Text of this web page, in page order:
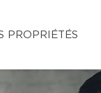
PROPRIÉTÉS